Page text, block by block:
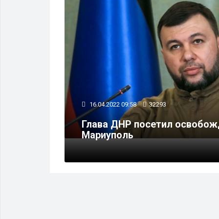
16.04.2022 09:58 32293
Глава ДНР посетил
Мариуполь